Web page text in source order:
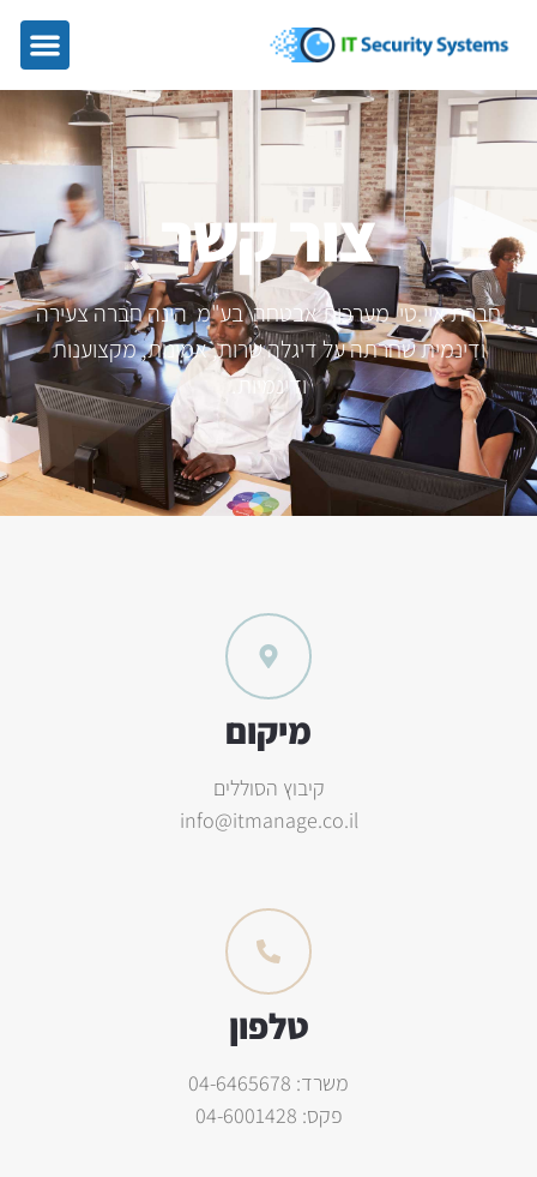
צור קשר
חברת איי.טי מערכות אבטחה בע"מ הינה חברה צעירה
ודינמית שחרתה על דיגלה שרות, אמינות, מקצוענות
ודינמיות.
מיקום
קיבוץ הסוללים
info@itmanage.co.il
טלפון
משרד: 04-6465678
פקס: 04-6001428